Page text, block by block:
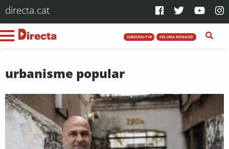
directa.cat
SUBSCRIU-T'HI FES UNA DONACIÓ
urbanisme popular